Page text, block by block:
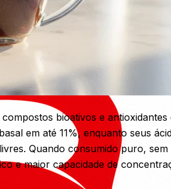
bioativos e
em até 11%, enquanto seus
Quando consumido puro,
e maior capacidade de